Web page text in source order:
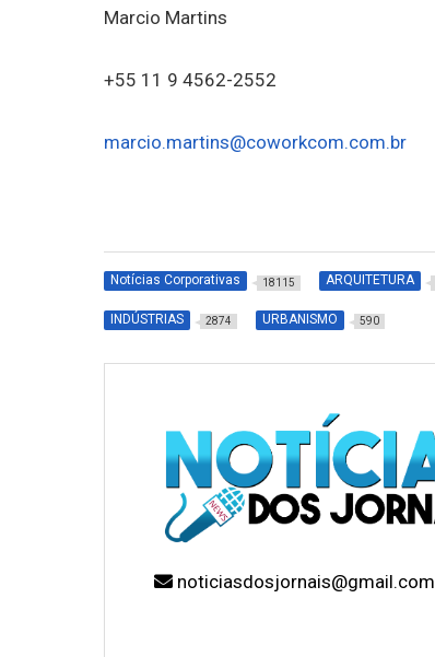
Marcio Martins
+55 11 9 4562-2552
marcio.martins@coworkcom.com.br
Notícias Corporativas 18115 ARQUITETURA
INDÚSTRIAS 2874 URBANISMO 590
noticiasdosjornais@gmail.com